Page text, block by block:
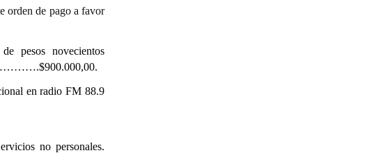
orden de pago a favor
pesos novecientos
en radio FM 88.9
no personales.